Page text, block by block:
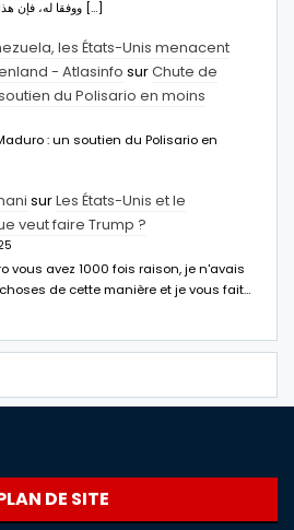
ووفقا له، فإن هذا الإجراء يهدف إلى […]
les États-Unis menacent
- Atlasinfo surChute de
du Polisario en moins
: un soutien du Polisario en
surLes États-Unis et le
veut faire Trump ?
vous avez 1000 fois raison, je n'avais
de cette manière et je vous fait…
DE SITE